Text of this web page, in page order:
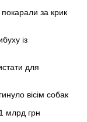
покарали за крик
із
для
вісім собак
млрд грн